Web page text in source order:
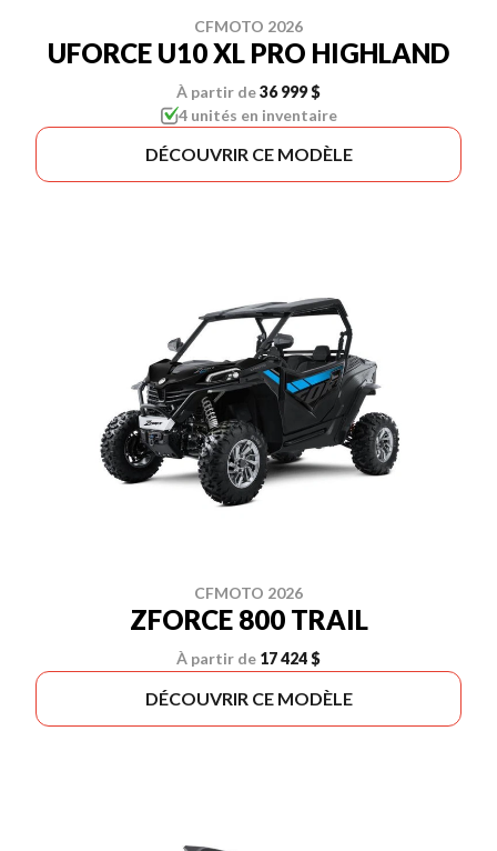
CFMOTO 2026
UFORCE U10 XL PRO HIGHLAND
À partir de36 999 $
4 unités en inventaire
DÉCOUVRIR CE MODÈLE
CFMOTO 2026
ZFORCE 800 TRAIL
À partir de 17 424 $
DÉCOUVRIR CE MODÈLE